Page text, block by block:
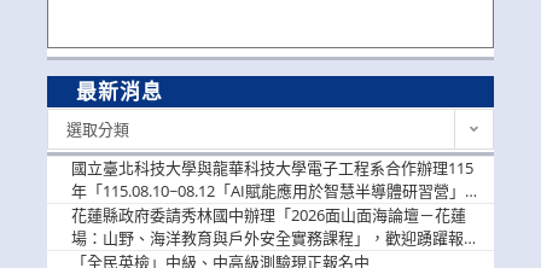
最新消息
選取分類
國立臺北科技大學與龍華科技大學電子工程系合作辦理115
年「115.08.10~08.12「AI賦能應用於智慧半導體研習營」，
歡迎學生踴躍報名參加
花蓮縣政府委請秀林國中辦理「2026面山面海論壇－花蓮
場：山野、海洋教育與戶外安全實務課程」，歡迎踴躍報名
參加
「全民英檢」中級、中高級測驗現正報名中